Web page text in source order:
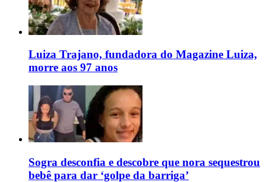
Luiza Trajano, fundadora do Magazine Luiza,
morre aos 97 anos
Sogra desconfia e descobre que nora sequestrou
bebê para dar ‘golpe da barriga’